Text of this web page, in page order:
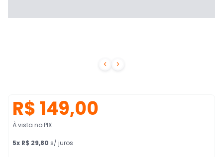
 
R$ 149,00
À vista no PIX
5x R$ 29,80 s/ juros